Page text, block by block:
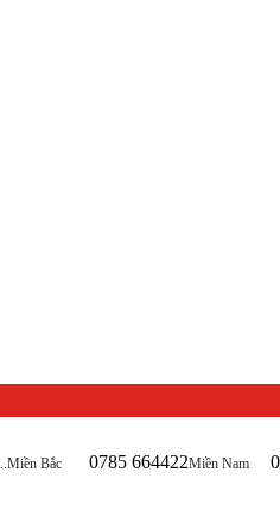
Miền Bắc 0785 664422Miền Nam